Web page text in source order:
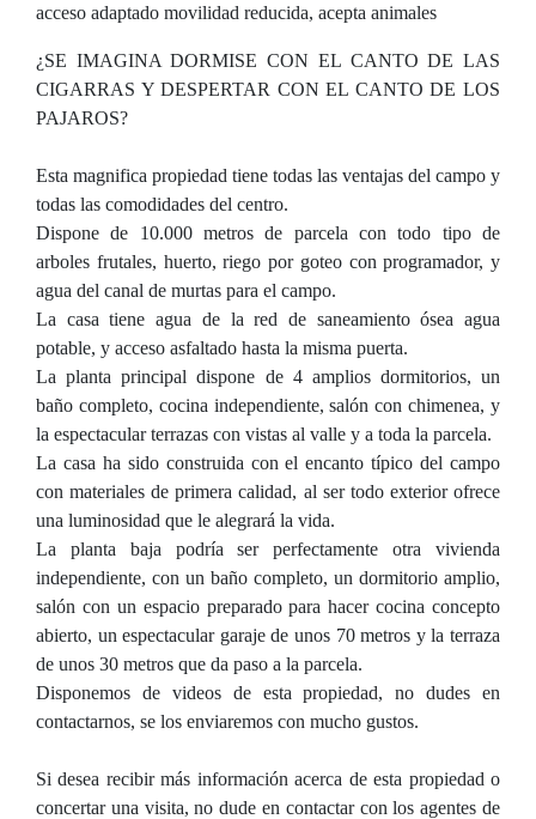
acceso adaptado movilidad reducida, acepta animales
¿SE IMAGINA DORMISE CON EL CANTO DE LAS
CIGARRAS Y DESPERTAR CON EL CANTO DE LOS
PAJAROS?
Esta magnifica propiedad tiene todas las ventajas del campo y
todas las comodidades del centro.
Dispone de 10.000 metros de parcela con todo tipo de
arboles frutales, huerto, riego por goteo con programador, y
agua del canal de murtas para el campo.
La casa tiene agua de la red de saneamiento ósea agua
potable, y acceso asfaltado hasta la misma puerta.
La planta principal dispone de 4 amplios dormitorios, un
baño completo, cocina independiente, salón con chimenea, y
la espectacular terrazas con vistas al valle y a toda la parcela.
La casa ha sido construida con el encanto típico del campo
con materiales de primera calidad, al ser todo exterior ofrece
una luminosidad que le alegrará la vida.
La planta baja podría ser perfectamente otra vivienda
independiente, con un baño completo, un dormitorio amplio,
salón con un espacio preparado para hacer cocina concepto
abierto, un espectacular garaje de unos 70 metros y la terraza
de unos 30 metros que da paso a la parcela.
Disponemos de videos de esta propiedad, no dudes en
contactarnos, se los enviaremos con mucho gustos.
Si desea recibir más información acerca de esta propiedad o
concertar una visita, no dude en contactar con los agentes de